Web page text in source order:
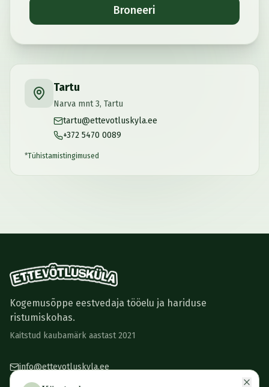
Broneeri
Tartu
Narva mnt 3, Tartu
tartu@ettevotluskyla.ee
+372 5470 0089
*Tühistamistingimused
Kogemusõppe eestvedaja tööelu ja hariduse
ristumiskohas.
Kaitstud kaubamärk aastast 2021
info@ettevotluskyla.ee
+372 5470 0089